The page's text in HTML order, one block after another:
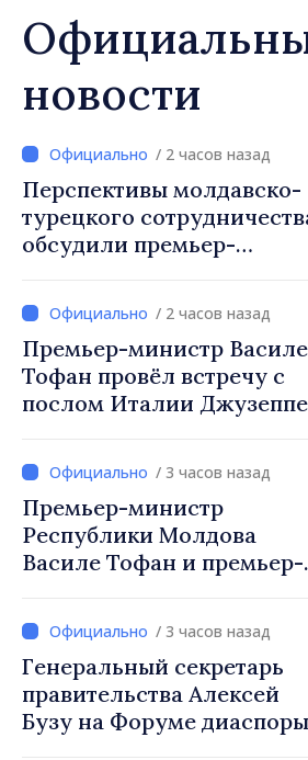
новости
/ 2 часов назад
Перспективы молдавско-
турецкого
обсудили премьер-
посол Турции Уйгар
Мустафа Сертел/ 2 часов назад
Премьер-министр Василе
Тофан провёл встречу с
послом Италии Джузеппе
/ 3 часов назад
Премьер-министр
Республики Молдова
Василе Тофан и премьер-
Вевер обсудили
европейский путь
Республики Молдова
/ 3 часов назад
Генеральный секретарь
правительства Алексей
Бузу на Форуме